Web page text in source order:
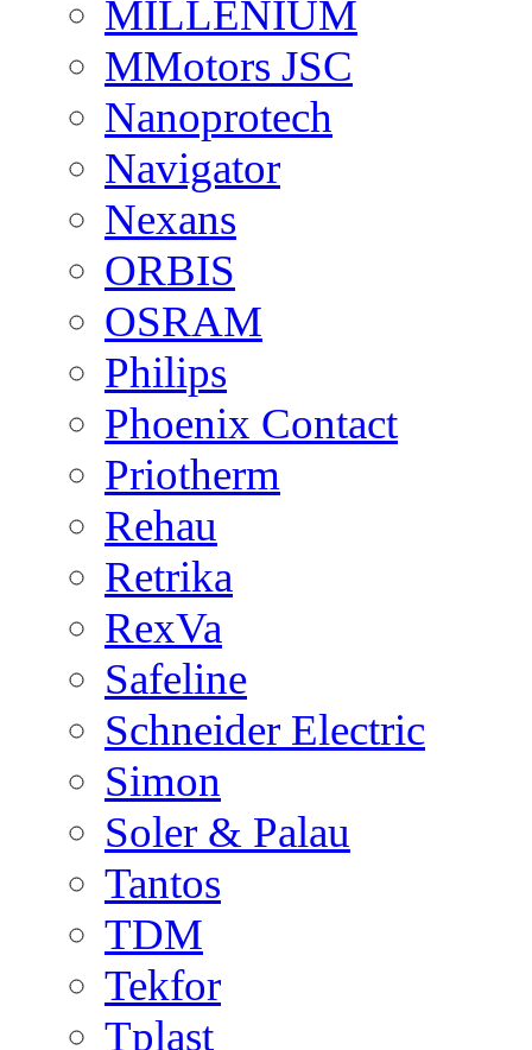
MILLENIUM
MMotors JSC
Nanoprotech
Navigator
Nexans
ORBIS
OSRAM
Philips
Phoenix Contact
Priotherm
Rehau
Retrika
RexVa
Safeline
Schneider Electric
Simon
Soler & Palau
Tantos
TDM
Tekfor
Tplast